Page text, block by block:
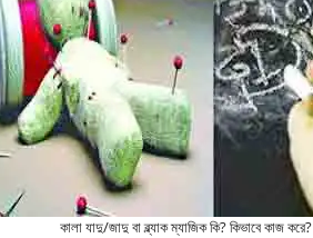
কালা যাদু/জাদু বা ব্ল্যাক ম্যাজিক কি? কিভাবে কাজ করে?